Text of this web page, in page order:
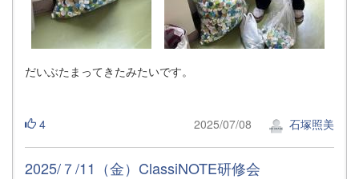
だいぶたまってきたみたいです。
4 2025/07/08 石塚照美
2025/７/11（金）ClassiNOTE研修会